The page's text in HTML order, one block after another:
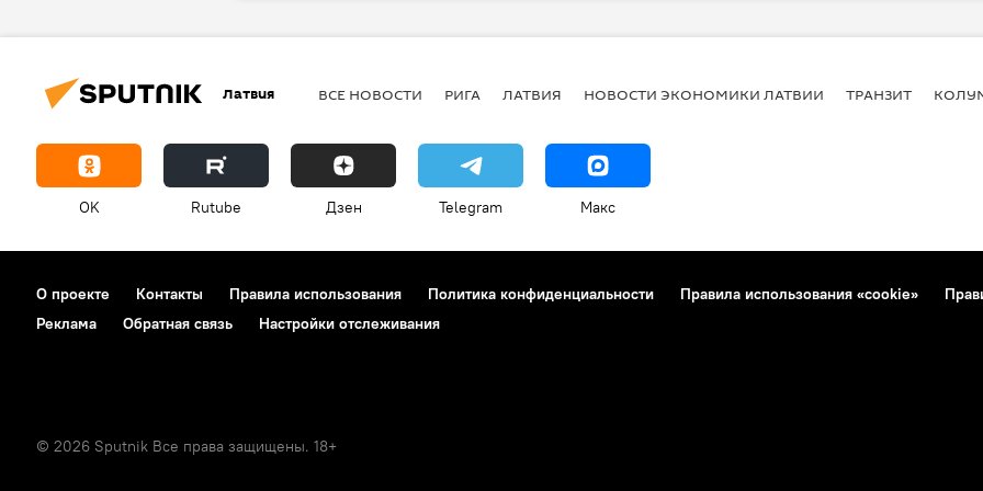
Латвия ВСЕ НОВОСТИ РИГА ЛАТВИЯ НОВОСТИ ЭКОНОМИКИ ЛАТВИИ ТРАНЗИТ
OK Rutube Дзен Telegram Макс
О проекте Контакты Правила использования Политика конфиденциальности Правила использования «cookie»
Реклама
Обратная связь Настройки отслеживания
© 2026 Sputnik Все права защищены. 18+